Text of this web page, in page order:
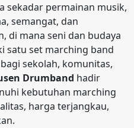
sekadar permainan musik,
semangat, dan
di mana seni dan budaya
satu set marching band
sekolah, komunitas,
Drumband hadir
kebutuhan marching
harga terjangkau,